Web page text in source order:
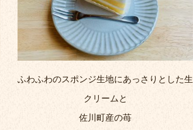
ふわふわのスポンジ生地にあっさりとした生
クリームと
佐川町産の苺